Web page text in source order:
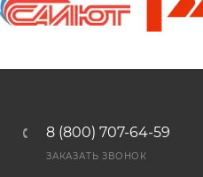
8 (800) 707-64-59
ЗАКАЗАТЬ ЗВОНОК